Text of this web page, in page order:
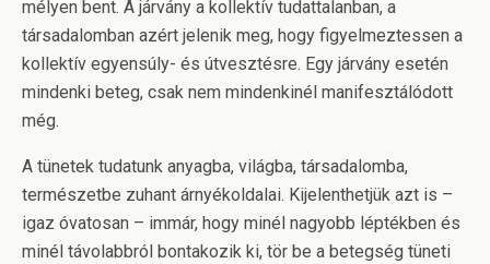
mélyen bent. A járvány a kollektív tudattalanban, a
társadalomban azért jelenik meg, hogy figyelmeztessen a
kollektív egyensúly- és útvesztésre. Egy járvány esetén
mindenki beteg, csak nem mindenkinél manifesztálódott
még.
A tünetek tudatunk anyagba, világba, társadalomba,
természetbe zuhant árnyékoldalai. Kijelenthetjük azt is –
igaz óvatosan – immár, hogy minél nagyobb léptékben és
minél távolabbról bontakozik ki, tör be a betegség tüneti